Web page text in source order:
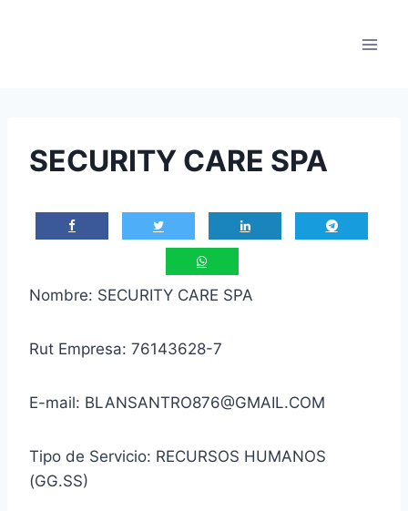
SECURITY CARE SPA
Nombre: SECURITY CARE SPA
Rut Empresa: 76143628-7
E-mail: BLANSANTRO876@GMAIL.COM
Tipo de Servicio: RECURSOS HUMANOS
(GG.SS)